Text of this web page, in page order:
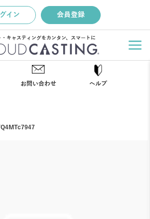
イン 会員登録
・キャスティングをカンタン、スマートに
お問い合わせ ヘルプ